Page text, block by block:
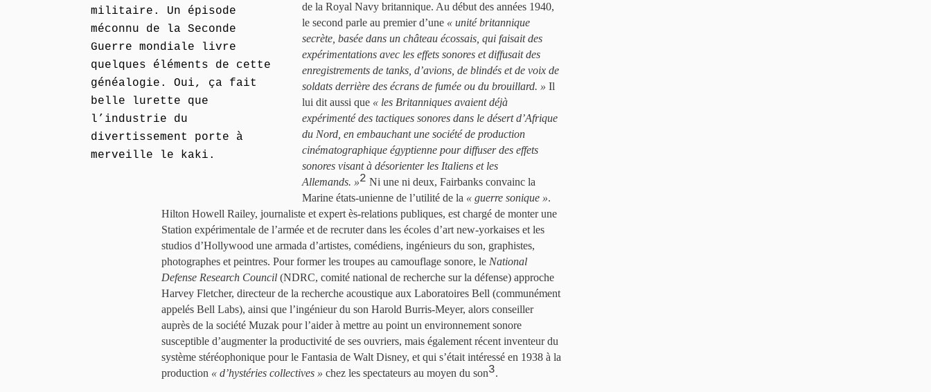
militaire. Un épisode
méconnu de la Seconde
Guerre mondiale livre
quelques éléments de cette
généalogie. Oui, ça fait
belle lurette que
l’industrie du
divertissement porte à
merveille le kaki.
de la Royal Navy britannique. Au début des années 1940,
le second parle au premier d’une « unité britannique
secrète, basée dans un château écossais, qui faisait des
expérimentations avec les effets sonores et diffusait des
enregistrements de tanks, d’avions, de blindés et de voix de
soldats derrière des écrans de fumée ou du brouillard. » Il
lui dit aussi que « les Britanniques avaient déjà
expérimenté des tactiques sonores dans le désert d’Afrique
du Nord, en embauchant une société de production
cinématographique égyptienne pour diffuser des effets
sonores visant à désorienter les Italiens et les
Allemands. »2 Ni une ni deux, Fairbanks convainc la
Marine états-unienne de l’utilité de la « guerre sonique ».
Hilton Howell Railey, journaliste et expert ès-relations publiques, est chargé de monter une
Station expérimentale de l’armée et de recruter dans les écoles d’art new-yorkaises et les
studios d’Hollywood une armada d’artistes, comédiens, ingénieurs du son, graphistes,
photographes et peintres. Pour former les troupes au camouflage sonore, le National
Defense Research Council (NDRC, comité national de recherche sur la défense) approche
Harvey Fletcher, directeur de la recherche acoustique aux Laboratoires Bell (communément
appelés Bell Labs), ainsi que l’ingénieur du son Harold Burris-Meyer, alors conseiller
auprès de la société Muzak pour l’aider à mettre au point un environnement sonore
susceptible d’augmenter la productivité de ses ouvriers, mais également récent inventeur du
système stéréophonique pour le Fantasia de Walt Disney, et qui s’était intéressé en 1938 à la
production « d’hystéries collectives » chez les spectateurs au moyen du son3.